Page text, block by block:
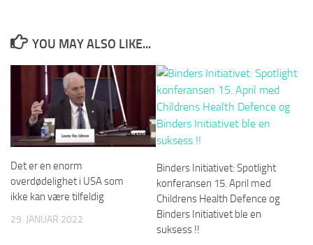
YOU MAY ALSO LIKE...
Det er en enorm
overdødelighet i USA som
ikke kan være tilfeldig
29. JANUAR 2022
Binders Initiativet: Spotlight
konferansen 15. April med
Childrens Health Defence og
Binders Initiativet ble en
suksess !!